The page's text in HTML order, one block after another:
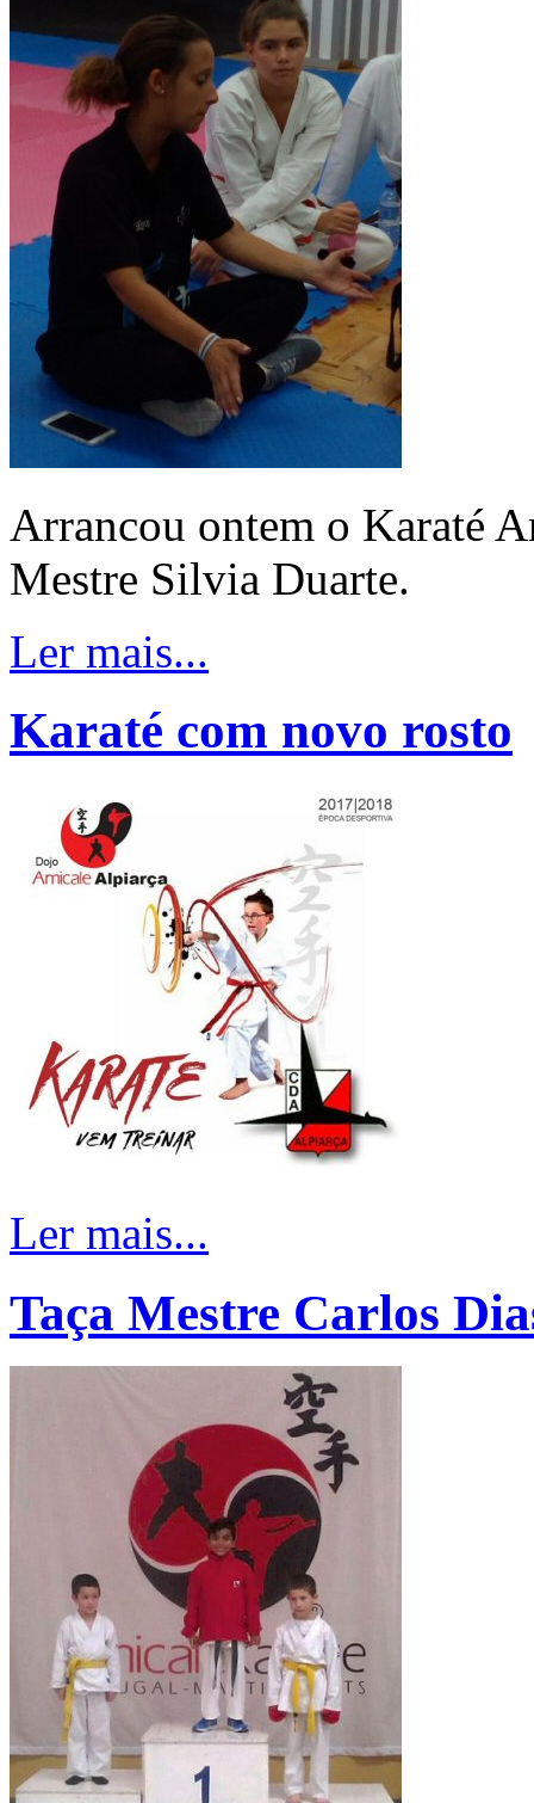
Arrancou ontem o Karaté
Mestre Silvia Duarte.
Ler mais...
Karaté com novo rosto
Ler mais...
Taça Mestre Carlos